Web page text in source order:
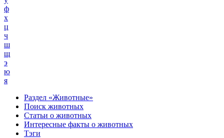
ф
х
ц
ч
ш
щ
э
ю
я
Раздел «Животные»
Поиск животных
Статьи о животных
Интересные факты о животных
Тэги